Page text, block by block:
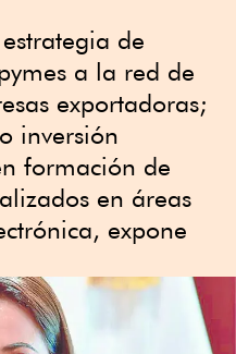
de
a la red de
exportadoras;
inversión
formación de
en áreas
expone